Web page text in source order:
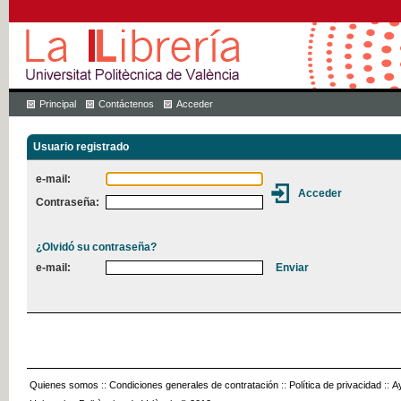
Principal Contáctenos Acceder
Usuario registrado
e-mail:
Contraseña:
¿Olvidó su contraseña?
e-mail:
Quienes somos :: Condiciones generales de contratación :: Política de privacidad ::